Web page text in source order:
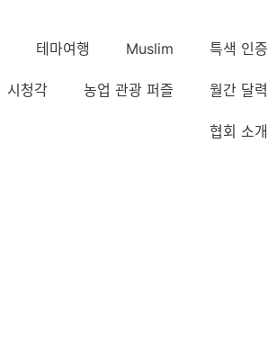
테마여행 Muslim 특색 인증
시청각 농업 관광 퍼즐 월간 달력
협회 소개